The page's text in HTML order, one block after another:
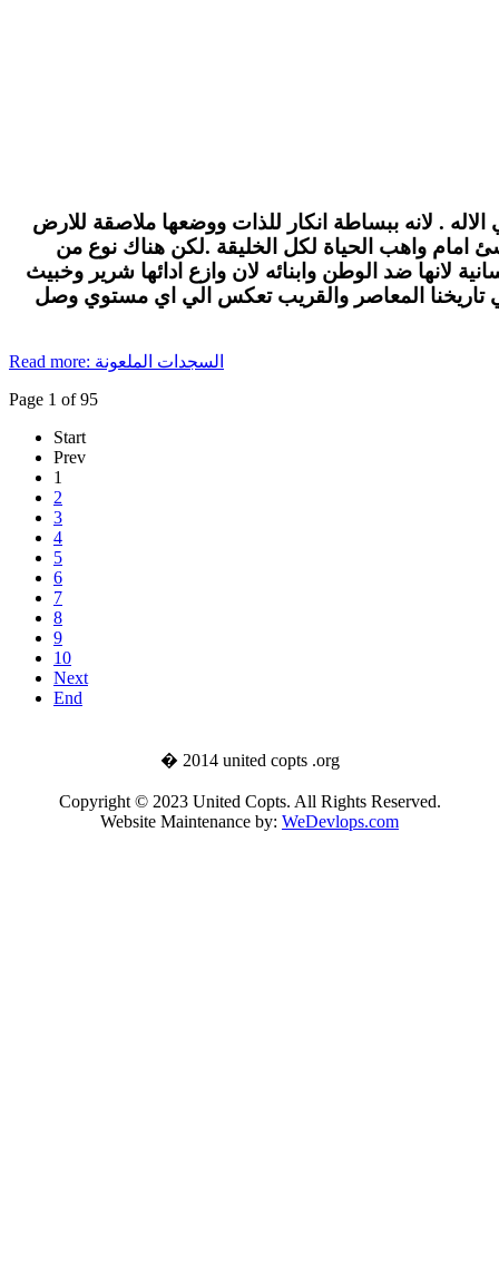
. لانه ببساطة انكار للذات ووضعها ملاصقة للارض
امام واهب الحياة لكل الخليقة .لكن هناك نوع من
لانها ضد الوطن وابنائه لان وازع ادائها شرير وخبيث
تاريخنا المعاصر والقريب تعكس الي اي مستوي وصل
Read more: السجدات الملعونة
Page 1 of 95
Start
Prev
1
2
3
4
5
6
7
8
9
10
Next
End
� 2014 united copts .org
Copyright © 2023 United Copts. All Rights Reserved.
Website Maintenance by: WeDevlops.com